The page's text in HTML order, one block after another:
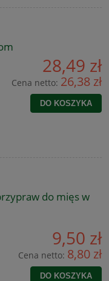
28,49 zł
Cena netto: 26,38 zł
DO KOSZYKA
do mięs w
9,50 zł
Cena netto: 8,80 zł
DO KOSZYKA